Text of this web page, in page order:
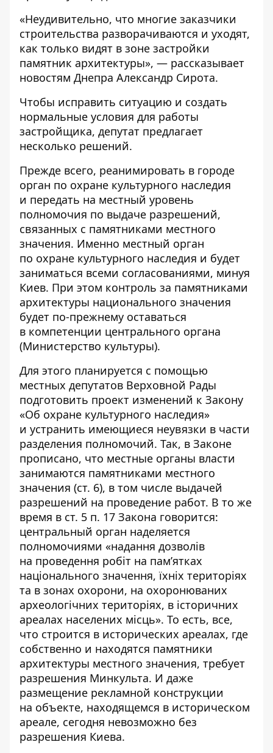
«Неудивительно, что многие заказчики
строительства разворачиваются и уходят,
как только видят в зоне застройки
памятник архитектуры», — рассказывает
новостям Днепра Александр Сирота.
Чтобы исправить ситуацию и создать
нормальные условия для работы
застройщика, депутат предлагает
несколько решений.
Прежде всего, реанимировать в городе
орган по охране культурного наследия
и передать на местный уровень
полномочия по выдаче разрешений,
связанных с памятниками местного
значения. Именно местный орган
по охране культурного наследия и будет
заниматься всеми согласованиями, минуя
Киев. При этом контроль за памятниками
архитектуры национального значения
будет по-прежнему оставаться
в компетенции центрального органа
(Министерство культуры).
Для этого планируется с помощью
местных депутатов Верховной Рады
подготовить проект изменений к Закону
«Об охране культурного наследия»
и устранить имеющиеся неувязки в части
разделения полномочий. Так, в Законе
прописано, что местные органы власти
занимаются памятниками местного
значения (ст. 6), в том числе выдачей
разрешений на проведение работ. В то же
время в ст. 5 п. 17 Закона говорится:
центральный орган наделяется
полномочиями «надання дозволів
на проведення робіт на пам’ятках
національного значення, їхніх територіях
та в зонах охорони, на охоронюваних
археологічних територіях, в історичних
ареалах населених місць». То есть, все,
что строится в исторических ареалах, где
собственно и находятся памятники
архитектуры местного значения, требует
разрешения Минкульта. И даже
размещение рекламной конструкции
на объекте, находящемся в историческом
ареале, сегодня невозможно без
разрешения Киева.